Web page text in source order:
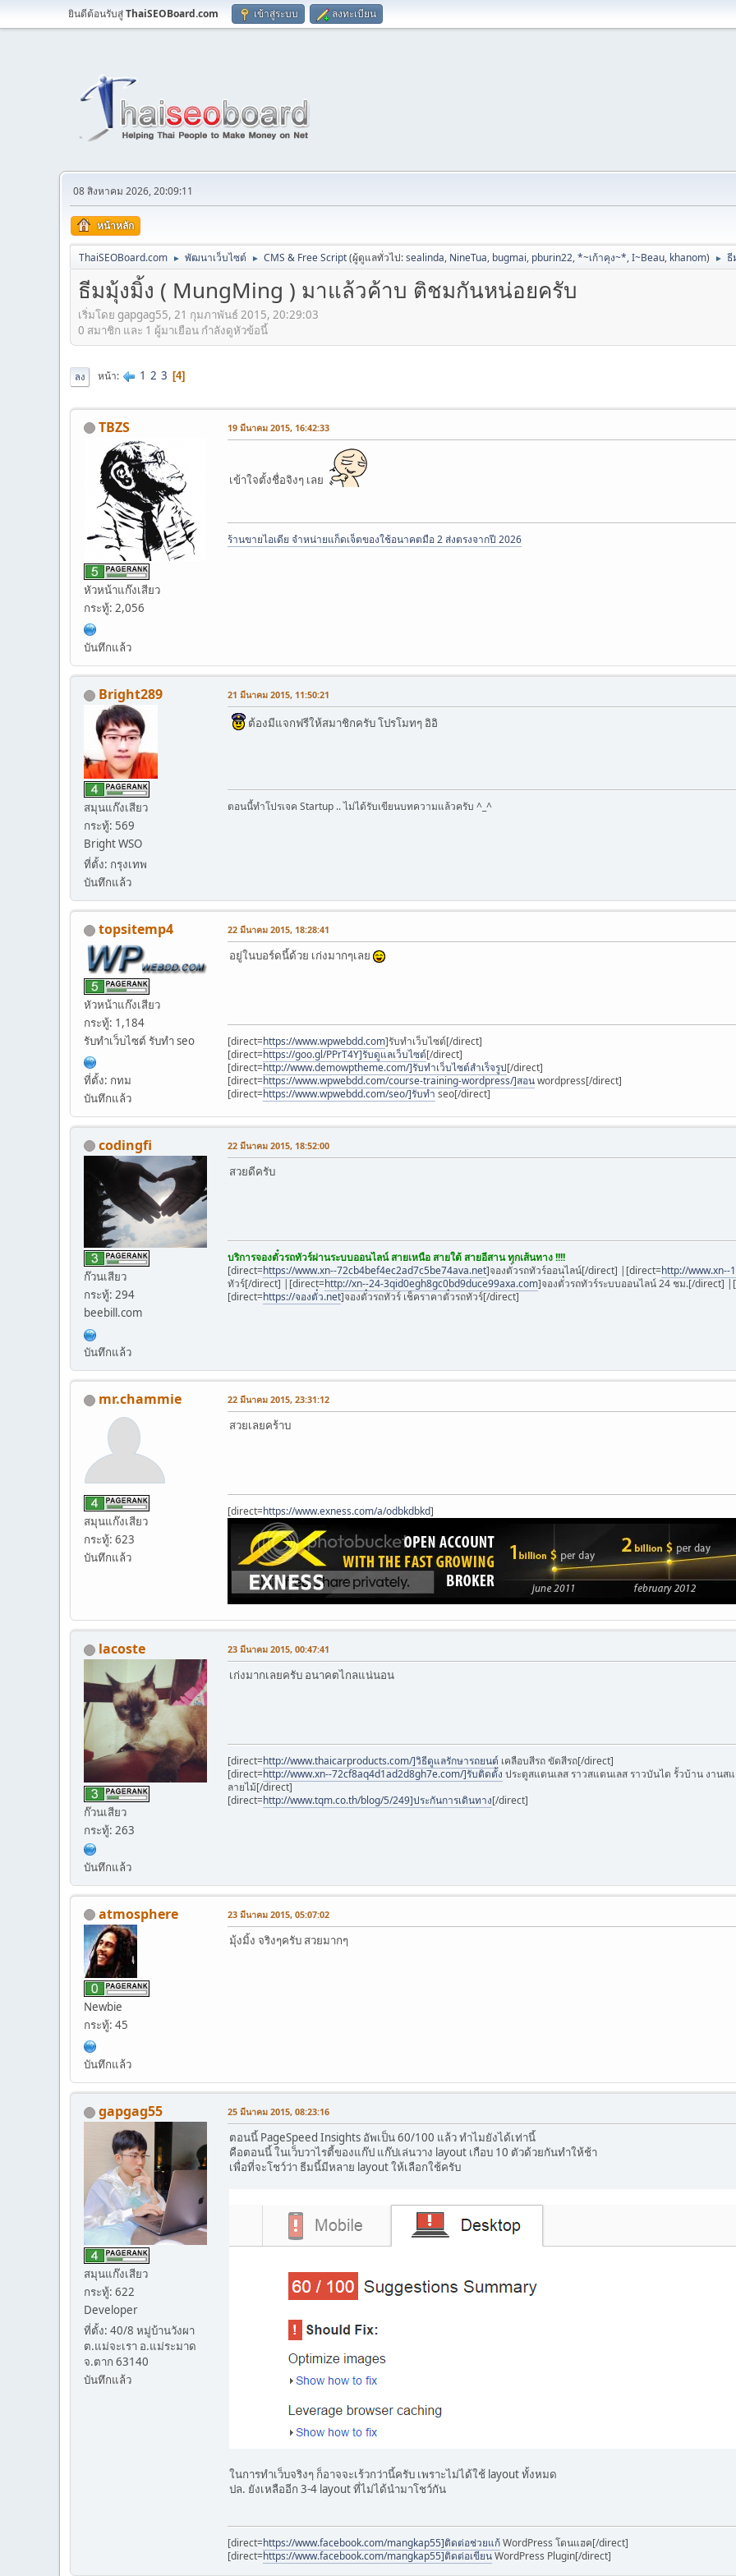
ยินดีต้อนรับสู่ThaiSEOBoard.com เข้าสู่ระบบ ลงทะเบียน
08 สิงหาคม 2026, 20:09:11
หน้าหลัก
ThaiSEOBoard.com ► พัฒนาเว็บไซต์ ► CMS & Free Script(ผู้ดูแลทั่วไป:sealinda, NineTua, bugmai, pburin22,*~เก้าคุง~*,I~Beau, khanom) ► ธี
ธีมมุ้งมิ้ง ( MungMing ) มาแล้วค้าบ ติชมกันหน่อยครับ
เริ่มโดย gapgag55, 21 กุมภาพันธ์ 2015, 20:29:03
0 สมาชิก และ 1 ผู้มาเยือน กำลังดูหัวข้อนี้
ลง หน้า 1 2 3 4
TBZS
หัวหน้าแก๊งเสียว
กระทู้: 2,056
บันทึกแล้ว
19 มีนาคม 2015, 16:42:33
เข้าใจตั้งชื่อจิงๆ เลย
ร้านขายไอเดีย จำหน่ายแก็ดเจ็ตของใช้อนาคตมือ 2 ส่งตรงจากปี 2026
Bright289
สมุนแก๊งเสียว
กระทู้: 569
Bright WSO
ที่ตั้ง: กรุงเทพ
บันทึกแล้ว
21 มีนาคม 2015, 11:50:21
ต้องมีแจกฟรีให้สมาชิกครับ โปรโมทๆ อิอิ
ตอนนี้ทำโปรเจค Startup .. ไม่ได้รับเขียนบทความแล้วครับ ^_^
topsitemp4
หัวหน้าแก๊งเสียว
กระทู้: 1,184
รับทำเว็บไซต์ รับทำ seo
ที่ตั้ง: กทม
บันทึกแล้ว
22 มีนาคม 2015, 18:28:41
อยู่ในบอร์ดนี้ด้วย เก่งมากๆเลย
[direct=https://www.wpwebdd.com]รับทำเว็บไซต์[/direct]
[direct=https://goo.gl/PPrT4Y]รับดูแลเว็บไซต์[/direct]
[direct=http://www.demowptheme.com/]รับทําเว็บไซต์สําเร็จรูป[/direct]
[direct=https://www.wpwebdd.com/course-training-wordpress/]สอนwordpress[/direct]
[direct=https://www.wpwebdd.com/seo/]รับทำ seo[/direct]
codingfi
ก๊วนเสียว
กระทู้: 294
beebill.com
บันทึกแล้ว
22 มีนาคม 2015, 18:52:00
สวยดีครับ
บริการจองตั๋วรถทัวร์ผ่านระบบออนไลน์ สายเหนือ สายใต้ สายอีสาน ทุกเส้นทาง !!!!
[direct=https://www.xn--72cb4bef4ec2ad7c5be74ava.net]จองตั๋วรถทัวร์ออนไลน์[/direct] |[direct=http://www.xn--
ทัวร์[/direct] |[direct=http://xn--24-3qid0egh8gc0bd9duce99axa.com]จองตั๋วรถทัวร์ระบบออนไลน์ 24 ชม.[/direct]
[direct=https://จองตั๋ว.net]จองตั๋วรถทัวร์ เช็คราคาตั๋วรถทัวร์[/direct]
mr.chammie
สมุนแก๊งเสียว
กระทู้: 623
บันทึกแล้ว
22 มีนาคม 2015, 23:31:12
สวยเลยคร้าบ
[direct=https://www.exness.com/a/odbkdbkd]
lacoste
ก๊วนเสียว
กระทู้: 263
บันทึกแล้ว
23 มีนาคม 2015, 00:47:41
เก่งมากเลยครับ อนาคตไกลแน่นอน
[direct=http://www.thaicarproducts.com/]วิธีดูแลรักษารถยนต์ เคลือบสีรถ ขัดสีรถ[/direct]
[direct=http://www.xn--72cf8aq4d1ad2d8gh7e.com/]รับติดตั้ง ประตูสแตนเลส ราวสแตนเลส ราวบันได รั้วบ้าน งาน
ลายไม้[/direct]
[direct=http://www.tqm.co.th/blog/5/249]ประกันการเดินทาง[/direct]
atmosphere
Newbie
กระทู้: 45
บันทึกแล้ว
23 มีนาคม 2015, 05:07:02
มุ้งมิ้ง จริงๆครับ สวยมากๆ
gapgag55
สมุนแก๊งเสียว
กระทู้: 622
Developer
ที่ตั้ง: 40/8 หมู่บ้านวังผา
ต.แม่จะเรา อ.แม่ระมาด
จ.ตาก 63140
บันทึกแล้ว
25 มีนาคม 2015, 08:23:16
ตอนนี้ PageSpeed Insights อัพเป็น 60/100 แล้ว ทำไมยังได้เท่านี้
คือตอนนี้ ในเว็บวาไรตี้ของแก๊ป แก๊ปเล่นวาง layout เกือบ 10 ตัวด้วยกันทำให้ช้า
เพื่อที่จะโชว์ว่า ธีมนี้มีหลาย layout ให้เลือกใช้ครับ
ในการทำเว็บจริงๆ ก็อาจจะเร้วกว่านี้ครับ เพราะไม่ได้ใช้ layout ทั้งหมด
ปล. ยังเหลืออีก 3-4 layout ที่ไม่ได้นำมาโชว์กัน
[direct=https://www.facebook.com/mangkap55]ติดต่อช่วยแก้WordPress โดนแฮค[/direct]
[direct=https://www.facebook.com/mangkap55]ติดต่อเขียนWordPress Plugin[/direct]